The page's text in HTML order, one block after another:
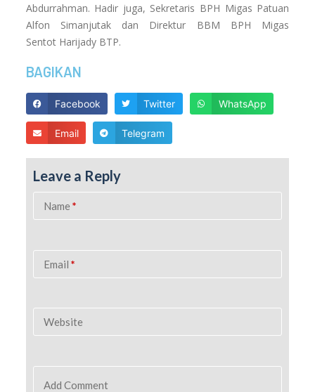
Abdurrahman. Hadir juga, Sekretaris BPH Migas Patuan
Alfon Simanjutak dan Direktur BBM BPH Migas
Sentot Harijady BTP.
BAGIKAN
Facebook Twitter WhatsApp
Email Telegram
Leave a Reply
Name *
Email *
Website
Add Comment